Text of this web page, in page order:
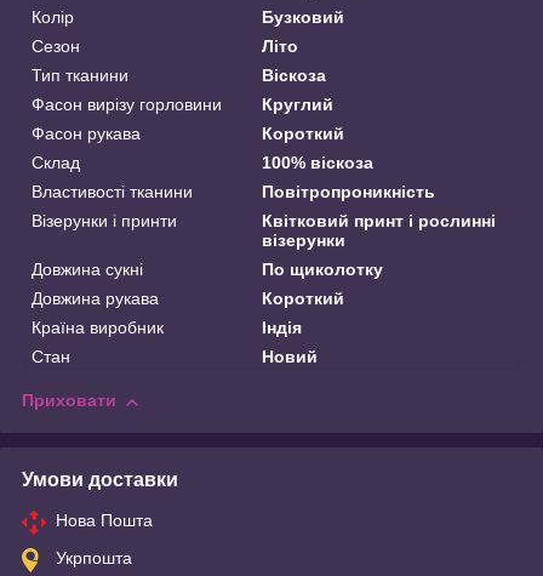
Колір
Бузковий
Сезон
Літо
Тип тканини
Віскоза
Фасон вирізу горловини
Круглий
Фасон рукава
Короткий
Склад
100% віскоза
Властивості тканини
Повітропроникність
Візерунки і принти
Квітковий принт і рослинні
візерунки
Довжина сукні
По щиколотку
Довжина рукава
Короткий
Країна виробник
Індія
Стан
Новий
Приховати
Умови доставки
Нова Пошта
Укрпошта